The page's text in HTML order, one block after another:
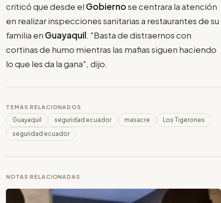
criticó que desde el Gobiernose centrara la atención
en realizar inspecciones sanitarias a restaurantes de su
familia en Guayaquil. "Basta de distraernos con
cortinas de humo mientras las mafias siguen haciendo
lo que les da la gana", dijo.
TEMAS RELACIONADOS
Guayaquil seguridad ecuador masacre
Los Tigerones
seguridad ecuador
NOTAS RELACIONADAS